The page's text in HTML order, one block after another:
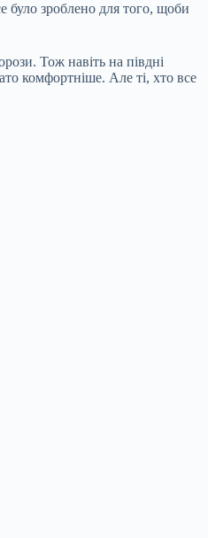
було зроблено для того, щоби
Тож навіть на півдні
комфортніше. Але ті, хто все